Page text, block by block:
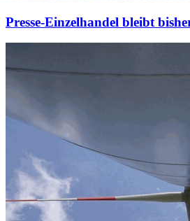
Presse-Einzelhandel bleibt